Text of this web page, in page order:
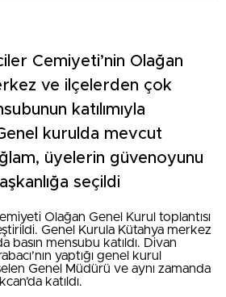
Cemiyeti’nin Olağan
ve ilçelerden çok
katılımıyla
kurulda mevcut
üyelerin güvenoyunu
seçildi
Olağan Genel Kurul toplantısı
Genel Kurula Kütahya merkez
basın mensubu katıldı. Divan
yaptığı genel kurul
Genel Müdürü ve aynı zamanda
katıldı.